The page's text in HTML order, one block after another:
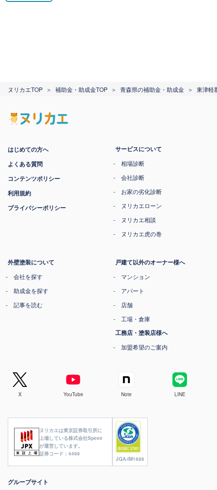
ヌリカエTOP 補助金・助成金TOP 青森県の補助金・助成金 東津軽
ヌリカエは東京証券取引所に
上場している株式会社Speee
が運営しています。
証券コード：4499
JQA-IM1686
はじめての方へ
よくある質問
コンテンツポリシー
利用規約
プライバシーポリシー
サービスについて
相場診断
会社診断
お家の劣化診断
ヌリカエローン
ヌリカエ相談
ヌリカエ虎の巻
外壁塗装について
会社を探す
助成金を探す
記事を読む
戸建て以外のオーナー様へ
マンション
アパート
店舗
工場・倉庫
工務店・塗装店様へ
加盟希望のご案内
X YouTube Note LINE
グループサイト